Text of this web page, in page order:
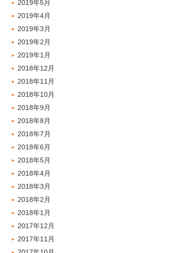
2019年5月
2019年4月
2019年3月
2019年2月
2019年1月
2018年12月
2018年11月
2018年10月
2018年9月
2018年8月
2018年7月
2018年6月
2018年5月
2018年4月
2018年3月
2018年2月
2018年1月
2017年12月
2017年11月